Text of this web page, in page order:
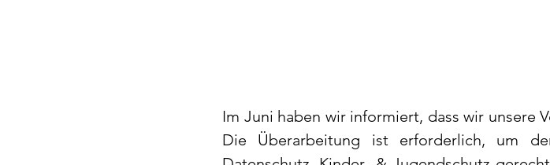
Im Juni haben wir informiert, dass wir unsere
Die Überarbeitung ist erforderlich, um